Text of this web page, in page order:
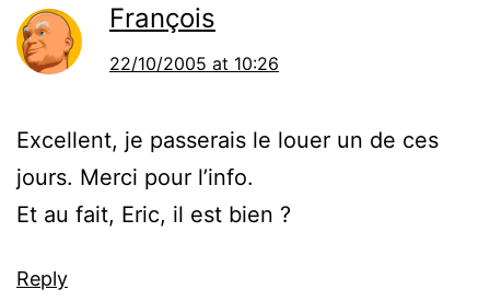
François
22/10/2005 at 10:26
Excellent, je passerais le louer un de ces
jours. Merci pour l’info.
Et au fait, Eric, il est bien ?
Reply